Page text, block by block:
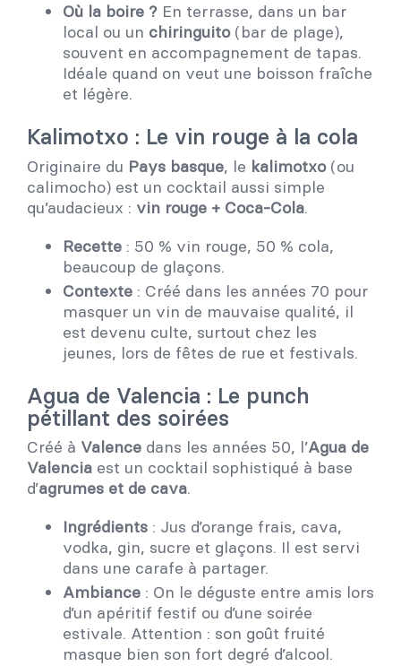
Où la boire ?En terrasse, dans un bar
local ou un chiringuito(bar de plage),
souvent en accompagnement de tapas.
Idéale quand on veut une boisson fraîche
et légère.
Kalimotxo : Le vin rouge à la cola
Originaire du Pays basque, le kalimotxo(ou
calimocho) est un cocktail aussi simple
qu’audacieux : vin rouge + Coca-Cola.
Recette: 50 % vin rouge, 50 % cola,
beaucoup de glaçons.
Contexte: Créé dans les années 70 pour
masquer un vin de mauvaise qualité, il
est devenu culte, surtout chez les
jeunes, lors de fêtes de rue et festivals.
Agua de Valencia : Le punch
pétillant des soirées
Créé à Valencedans les années 50, l’Agua de
Valenciaest un cocktail sophistiqué à base
d’agrumes et de cava.
Ingrédients: Jus d’orange frais, cava,
vodka, gin, sucre et glaçons. Il est servi
dans une carafe à partager.
Ambiance: On le déguste entre amis lors
d’un apéritif festif ou d’une soirée
estivale. Attention : son goût fruité
masque bien son fort degré d’alcool.